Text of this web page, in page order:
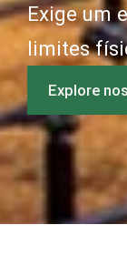
Exige um
limites
Explore